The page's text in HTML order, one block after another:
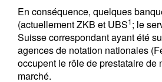
En conséquence, quelques
(actuellement ZKB et UBS1; le
Suisse correspondant ayant été
agences de notation nationales
occupent le rôle de prestataire de
marché.